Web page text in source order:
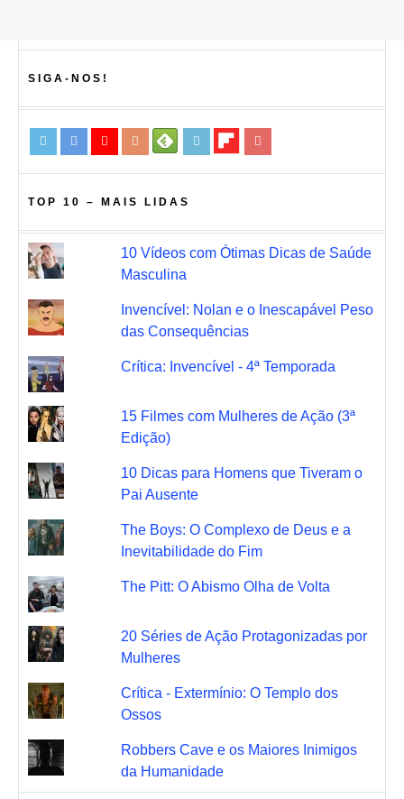
SIGA-NOS!
TOP 10 – MAIS LIDAS
10 Vídeos com Ótimas Dicas de Saúde
Masculina
Invencível: Nolan e o Inescapável Peso
das Consequências
Crítica: Invencível - 4ª Temporada
15 Filmes com Mulheres de Ação (3ª
Edição)
10 Dicas para Homens que Tiveram o
Pai Ausente
The Boys: O Complexo de Deus e a
Inevitabilidade do Fim
The Pitt: O Abismo Olha de Volta
20 Séries de Ação Protagonizadas por
Mulheres
Crítica - Extermínio: O Templo dos
Ossos
Robbers Cave e os Maiores Inimigos
da Humanidade